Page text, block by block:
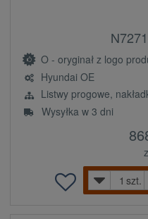
O - oryginał z logo
Hyundai OE
Listwy progowe,
Wysyłka w 3 dni
szt.